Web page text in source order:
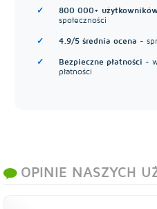
800 000+
społeczności
4.9/5 średnia ocena -
Bezpieczne płatności -
płatności
OPINIE NASZYCH